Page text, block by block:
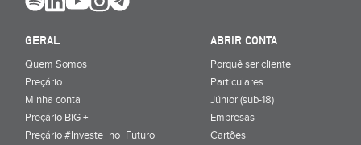
GERAL
Quem Somos
Preçário
Minha conta
Preçário BiG +
Preçário #Investe_no_Futuro
ABRIR CONTA
Porquê ser cliente
Particulares
Júnior (sub-18)
Empresas
Cartões